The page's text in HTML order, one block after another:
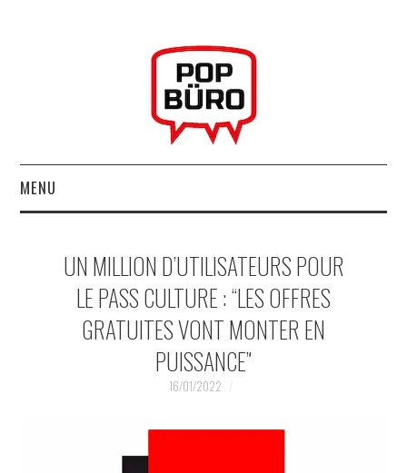
MENU
MUSIQUESACTUELLES.NET
GABBA GABBA HEY !
UN MILLION D’UTILISATEURS POUR
LE PASS CULTURE : “LES OFFRES
GRATUITES VONT MONTER EN
PUISSANCE”
16/01/2022